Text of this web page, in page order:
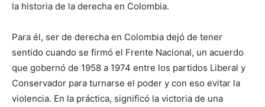
la historia de la derecha en Colombia.
Para él, ser de derecha en Colombia dejó de tener
sentido cuando se firmó el Frente Nacional, un acuerdo
que gobernó de 1958 a 1974 entre los partidos Liberal y
Conservador para turnarse el poder y con eso evitar la
violencia. En la práctica, significó la victoria de una